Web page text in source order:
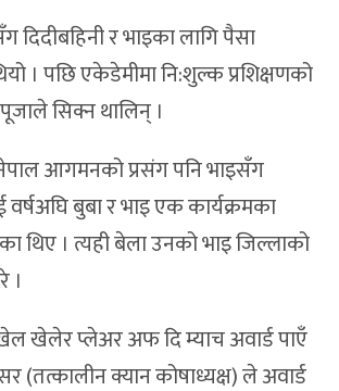
दिदीबहिनी र भाइका लागि पैसा
। पछि एकेडेमीमा नि:शुल्क प्रशिक्षणको
सिक्न थालिन् ।
आगमनको प्रसंग पनि भाइसँग
बुबा र भाइ एक कार्यक्रमका
थिए । त्यही बेला उनको भाइ जिल्लाको
।
खेलेर प्लेअर अफ दि म्याच अवार्ड पाएँ
(तत्कालीन क्यान कोषाध्यक्ष) ले अवार्ड